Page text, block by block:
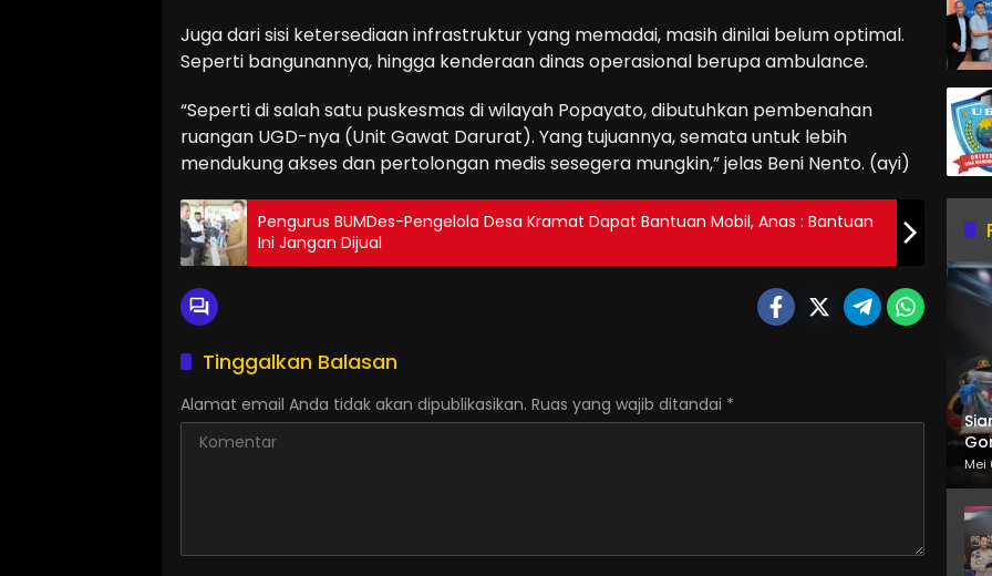
Juga dari sisi ketersediaan infrastruktur yang memadai, masih dinilai belum optimal.
Seperti bangunannya, hingga kenderaan dinas operasional berupa ambulance.
“Seperti di salah satu puskesmas di wilayah Popayato, dibutuhkan pembenahan
ruangan UGD-nya (Unit Gawat Darurat). Yang tujuannya, semata untuk lebih
mendukung akses dan pertolongan medis sesegera mungkin,” jelas Beni Nento. (ayi)
Pengurus BUMDes-Pengelola Desa Kramat Dapat Bantuan Mobil, Anas : Bantuan
Ini Jangan Dijual
Tinggalkan Balasan
Alamat email Anda tidak akan dipublikasikan. Ruas yang wajib ditandai *
Mei